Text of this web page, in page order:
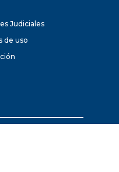
Judiciales
de uso